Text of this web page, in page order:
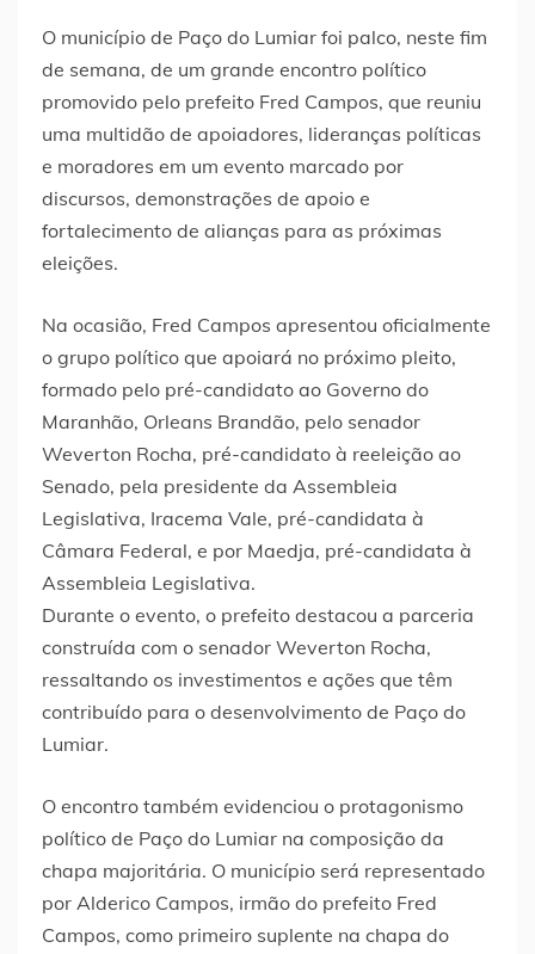
O município de Paço do Lumiar foi palco, neste fim
de semana, de um grande encontro político
promovido pelo prefeito Fred Campos, que reuniu
uma multidão de apoiadores, lideranças políticas
e moradores em um evento marcado por
discursos, demonstrações de apoio e
fortalecimento de alianças para as próximas
eleições.
Na ocasião, Fred Campos apresentou oficialmente
o grupo político que apoiará no próximo pleito,
formado pelo pré-candidato ao Governo do
Maranhão, Orleans Brandão, pelo senador
Weverton Rocha, pré-candidato à reeleição ao
Senado, pela presidente da Assembleia
Legislativa, Iracema Vale, pré-candidata à
Câmara Federal, e por Maedja, pré-candidata à
Assembleia Legislativa.
Durante o evento, o prefeito destacou a parceria
construída com o senador Weverton Rocha,
ressaltando os investimentos e ações que têm
contribuído para o desenvolvimento de Paço do
Lumiar.
O encontro também evidenciou o protagonismo
político de Paço do Lumiar na composição da
chapa majoritária. O município será representado
por Alderico Campos, irmão do prefeito Fred
Campos, como primeiro suplente na chapa do